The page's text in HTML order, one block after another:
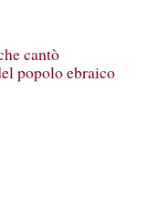
cantò
popolo ebraico